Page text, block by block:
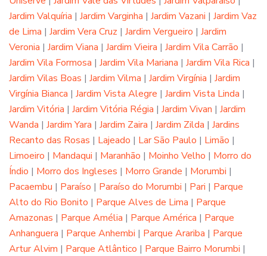
Jardim Valquíria | Jardim Varginha | Jardim Vazani | Jardim Vaz
de Lima | Jardim Vera Cruz | Jardim Vergueiro | Jardim
Veronia | Jardim Viana | Jardim Vieira | Jardim Vila Carrão |
Jardim Vila Formosa | Jardim Vila Mariana | Jardim Vila Rica |
Jardim Vilas Boas | Jardim Vilma | Jardim Virgínia | Jardim
Virgínia Bianca | Jardim Vista Alegre | Jardim Vista Linda |
Jardim Vitória | Jardim Vitória Régia | Jardim Vivan | Jardim
Wanda | Jardim Yara | Jardim Zaira | Jardim Zilda | Jardins
Recanto das Rosas | Lajeado | Lar São Paulo | Limão |
Limoeiro | Mandaqui | Maranhão | Moinho Velho | Morro do
Índio | Morro dos Ingleses | Morro Grande | Morumbi |
Pacaembu | Paraíso | Paraíso do Morumbi | Pari | Parque
Alto do Rio Bonito | Parque Alves de Lima | Parque
Amazonas | Parque Amélia | Parque América | Parque
Anhanguera | Parque Anhembi | Parque Arariba | Parque
Artur Alvim | Parque Atlântico | Parque Bairro Morumbi |